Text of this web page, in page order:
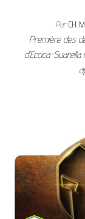
ParCH.
Première des
d’Eccica-